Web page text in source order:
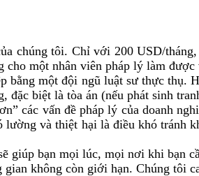
chúng tôi. Chỉ với 200 USD/
một nhân viên pháp lý làm
một đội ngũ luật sư thực thụ.
biệt là tòa án (nếu phát sinh
các vấn đề pháp lý của doanh
và thiệt hại là điều khó tránh
giúp bạn mọi lúc, mọi nơi khi bạn
không còn giới hạn. Chúng tôi